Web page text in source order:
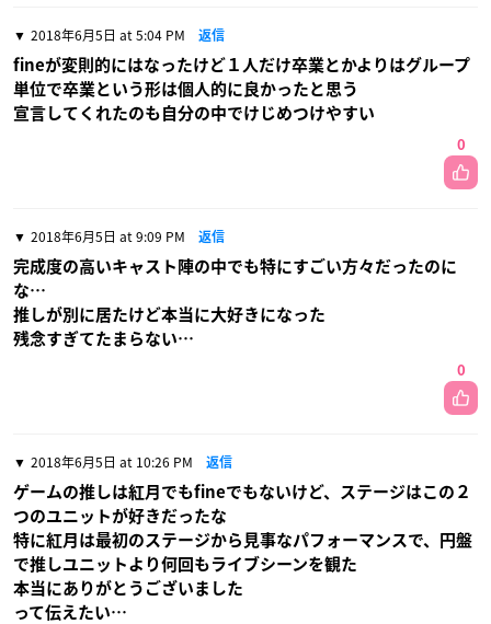
2018年6月5日 at 5:04 PM 返信
fineが変則的にはなったけど１人だけ卒業とかよりはグループ
単位で卒業という形は個人的に良かったと思う
宣言してくれたのも自分の中でけじめつけやすい
0
2018年6月5日 at 9:09 PM 返信
完成度の高いキャスト陣の中でも特にすごい方々だったのに
な…
推しが別に居たけど本当に大好きになった
残念すぎてたまらない…
0
2018年6月5日 at 10:26 PM 返信
ゲームの推しは紅月でもfineでもないけど、ステージはこの２
つのユニットが好きだったな
特に紅月は最初のステージから見事なパフォーマンスで、円盤
で推しユニットより何回もライブシーンを観た
本当にありがとうございました
って伝えたい…